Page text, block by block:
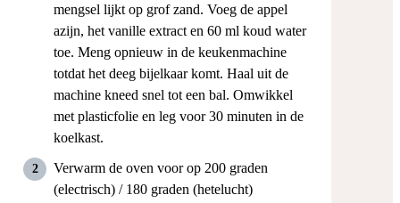
mengsel lijkt op grof zand. Voeg de appel
azijn, het vanille extract en 60 ml koud water
toe. Meng opnieuw in de keukenmachine
totdat het deeg bijelkaar komt. Haal uit de
machine kneed snel tot een bal. Omwikkel
met plasticfolie en leg voor 30 minuten in de
koelkast.
Verwarm de oven voor op 200 graden
(electrisch) / 180 graden (hetelucht)